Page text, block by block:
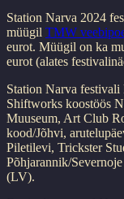
Station Narva 2024
müügil TMW
eurot. Müügil on ka
eurot (alates
Station Narva
Shiftworks koostöös
Muuseum, Art Club
kood/Jõhvi,
Piletilevi, Trickster
Põhjarannik/
(LV).